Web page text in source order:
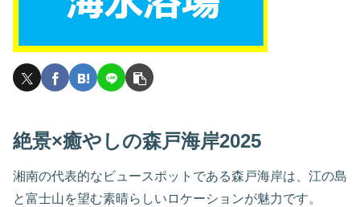
絶景×癒やしの森戸海岸2025
湘南の代表的なビュースポットである森戸海岸は、江の島
と富士山を望む素晴らしいロケーションが魅力です。